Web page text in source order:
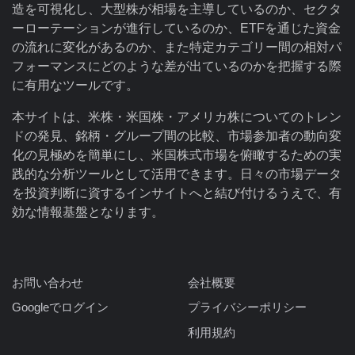
造を可視化し、大型株が相場を主導しているのか、セクタ
ーローテーションが進行しているのか、ETFを通じた資金
の流れに変化があるのか、また特定カテゴリー間の相対パ
フォーマンスにどのような差が出ているのかを把握する際
に有用なツールです。
本サイトは、米株・米国株・アメリカ株についてのトレン
ドの発見、銘柄・グループ間の比較、市場参加者の動向変
化の見極めを簡単にし、米国株式市場を俯瞰するための実
践的な分析ツールとして活用できます。日々の市場データ
を投資判断に資するインサイトへと結び付けるうえで、有
効な情報基盤となります。
お問い合わせ
Googleでログイン
会社概要
プライバシーポリシー
利用規約